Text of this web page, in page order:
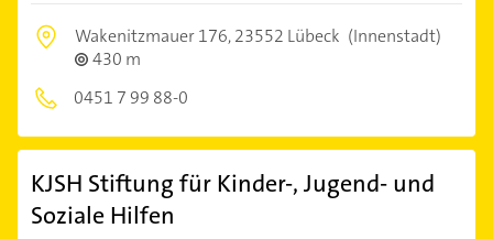
Wakenitzmauer 176,23552 Lübeck (Innenstadt)
430 m
0451 7 99 88-0
KJSH Stiftung für Kinder-, Jugend- und
Soziale Hilfen